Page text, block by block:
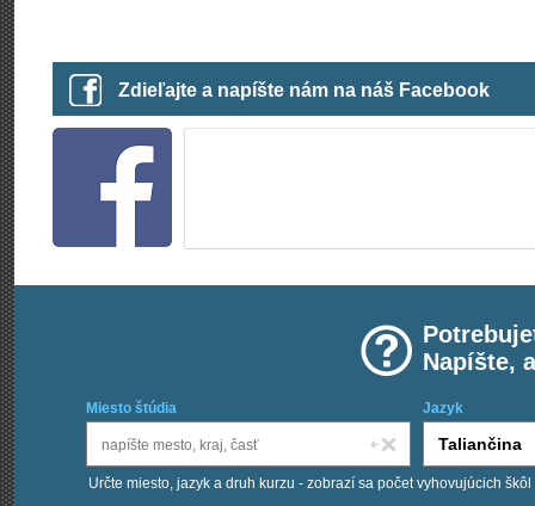
Zdieľajte a napíšte nám na náš Facebook
Napíšte,
Miesto štúdia Jazyk
Určte miesto, jazyk a druh kurzu - zobrazí sa počet vyhovujúcich škôl